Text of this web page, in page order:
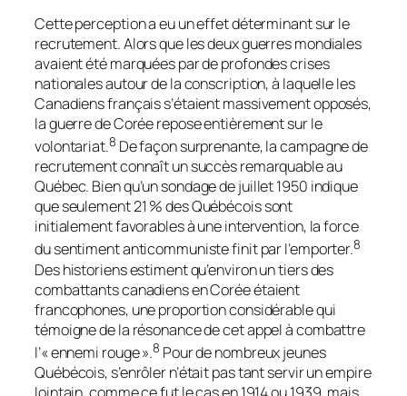
Cette perception a eu un effet déterminant sur le
recrutement. Alors que les deux guerres mondiales
avaient été marquées par de profondes crises
nationales autour de la conscription, à laquelle les
Canadiens français s’étaient massivement opposés,
la guerre de Corée repose entièrement sur le
volontariat.8 De façon surprenante, la campagne de
recrutement connaît un succès remarquable au
Québec. Bien qu’un sondage de juillet 1950 indique
que seulement 21 % des Québécois sont
initialement favorables à une intervention, la force
du sentiment anticommuniste finit par l’emporter.8
Des historiens estiment qu’environ un tiers des
combattants canadiens en Corée étaient
francophones, une proportion considérable qui
témoigne de la résonance de cet appel à combattre
l’« ennemi rouge ».8 Pour de nombreux jeunes
Québécois, s’enrôler n’était pas tant servir un empire